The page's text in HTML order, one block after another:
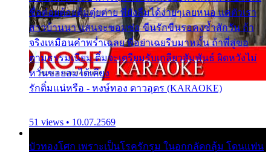
ชื่อต๋อยต้อยตุ้มตุ๋ยต่าย พี่ยังลืมได้ง่ายๆเลยหนอ แค่ตัวเรา
สาวบ้านนา แสนจะซอมซ่อ ขืนรักขืนรอคงช้ำสักวัน ถ้า
จริงเหมือนคำพร่ำเฉลย พี่อย่าเฉยรีบมาหมั้น ถ้าพี่สู่ขอ
ตามธรรมเนียม ติ๋มจะเตรียมรับเกลียวสัมพันธ์ ผิดหวังไม่
หวั่นขอยอมได้เคียง
รักติ๋มแน่หรือ - หงษ์ทอง ดาวอุดร (KARAOKE)
51 views • 10.07.2569
บัวทองโศก เพราะเป็นโรครักรุม ในอกกลัดกลุ้ม โดนแฟน